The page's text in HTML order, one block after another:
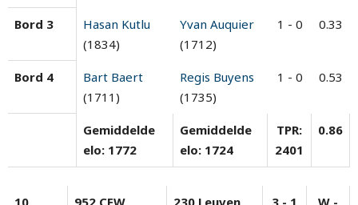
Bord 3
Hasan Kutlu
(1834)
Yvan Auquier
(1712)
1 - 0 0.33
Bord 4
Bart Baert
(1711)
Regis Buyens
(1735)
1 - 0 0.53
Gemiddelde
elo: 1772
Gemiddelde
elo: 1724
TPR:
2401
0.86
10 952 CEW 230 Leuven 3 - 1 W -